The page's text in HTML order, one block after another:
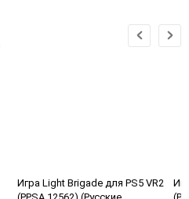
Игра Light Brigade для PS5 VR2